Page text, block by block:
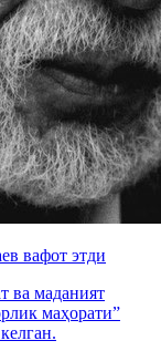
вафот этди
ва маданият
маҳорати”